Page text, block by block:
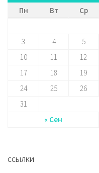
Пн
Вт Ср
« Сен
3
4 5
10
11 12
17
18 19
24
25 26
31
ССЫЛКИ